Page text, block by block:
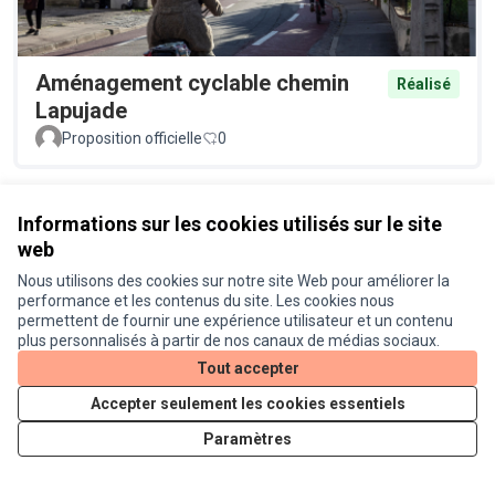
Informations sur les cookies utilisés sur le site
web
Nous utilisons des cookies sur notre site Web pour améliorer la
performance et les contenus du site. Les cookies nous
permettent de fournir une expérience utilisateur et un contenu
plus personnalisés à partir de nos canaux de médias sociaux.
Tout accepter
Accepter seulement les cookies essentiels
Paramètres
Aménagement cyclable chemin
Lapujade
Réalisé
Proposition officielle 0
Conditions d'utilisation
Paramètres des cookies
Je participe ! sur X
(Lien externe)
Je participe ! sur Facebook
Je participe ! sur Instagram
Site réalisé grâce aulogiciel libre Decidim .
Licence
(Lien